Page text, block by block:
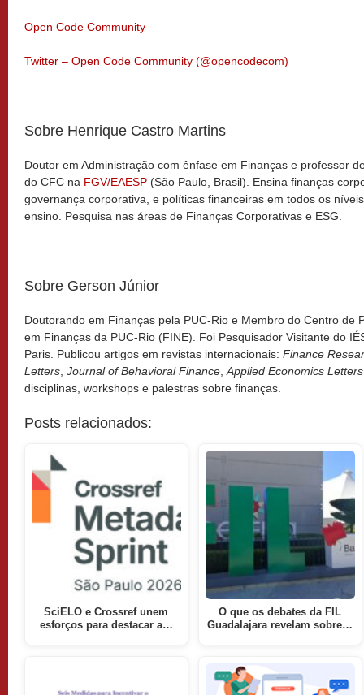
Open Code Community
Twitter – Open Code Community (@opencodecom)
Sobre Henrique Castro Martins
Doutor em Administração com ênfase em Finanças e professor
do CFC na FGV/EAESP (São Paulo, Brasil). Ensina finanças
governança corporativa, e políticas financeiras em todos os
ensino. Pesquisa nas áreas de Finanças Corporativas e ESG.
Sobre Gerson Júnior
Doutorando em Finanças pela PUC-Rio e Membro do Centro de
em Finanças da PUC-Rio (FINE). Foi Pesquisador Visitante do
Paris. Publicou artigos em revistas internacionais: Finance
Letters Journal of Behavioral Finance Applied Economics Letters
disciplinas, workshops e palestras sobre finanças.
Posts relacionados:
SciELO e Crossref unem
esforços para destacar a…
O que os debates da FIL
Guadalajara revelam sobre…